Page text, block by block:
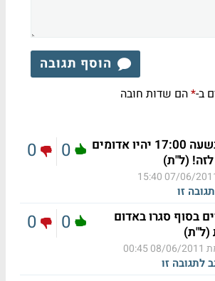
הוסף תגובה
ב-*הם שדות חובה
החוזים בשעה 17:00 יהיו אדומים
(ל"ת)
07/06/2011
זו
0
0
בסוף סגרו באדום
(ל"ת)
08/06/2011 00:45
לתגובה זו
0
0